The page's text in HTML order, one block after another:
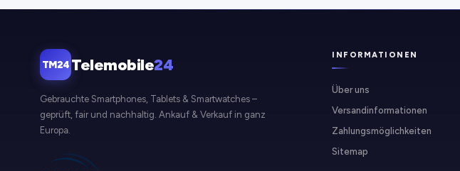
TM24 Telemobile24
Gebrauchte Smartphones, Tablets & Smartwatches –
geprüft, fair und nachhaltig. Ankauf & Verkauf in ganz
Europa.
INFORMATIONEN
Über uns
Versandinformationen
Zahlungsmöglichkeiten
Sitemap